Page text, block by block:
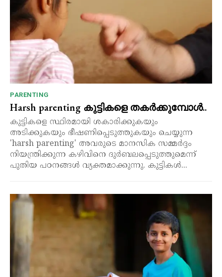
PARENTING
Harsh parenting കുട്ടികളെ തകർക്കുമ്പോൾ..
കുട്ടികളെ സ്ഥിരമായി ശകാരിക്കുകയും
അടിക്കുകയും ഭീഷണിപ്പെടുത്തുകയും ചെയ്യുന്ന
'harsh parenting' അവരുടെ മാനസിക സമ്മർദ്ദം
നിയന്ത്രിക്കുന്ന കഴിവിനെ ദുർബലപ്പെടുത്തുമെന്ന്
പുതിയ പഠനങ്ങൾ വ്യക്തമാക്കുന്നു. കുട്ടികൾ...